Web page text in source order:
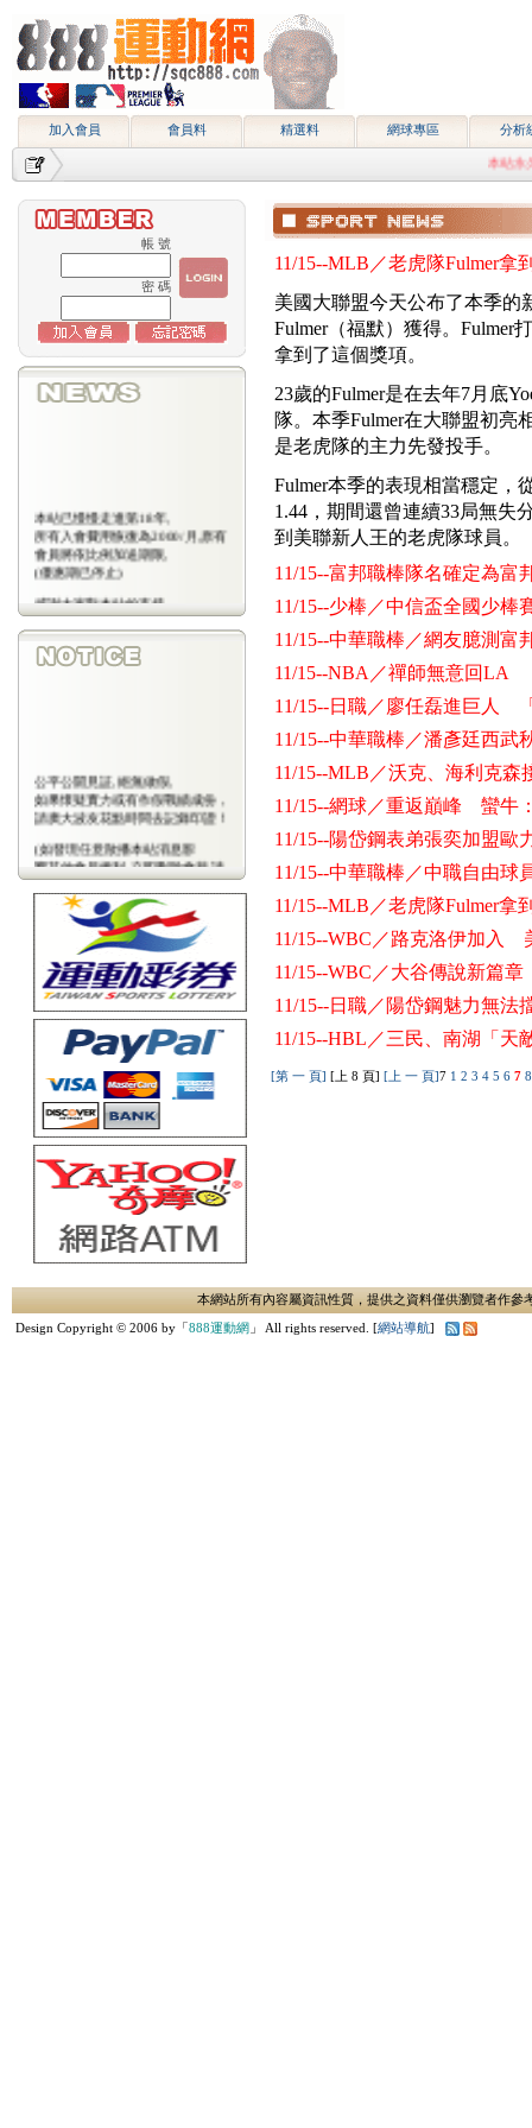
加入會員 會員料 精選料 網球專區 分析
本站永久
帳 號
密 碼
本站已慢慢走進第18年,
所有入會費用恢復為2000/月,原有
會員將依比例加送期限,
(優惠期已停止)
感謝大家對本站的支持
(包年優惠期已停止)
公平公開見証,絕無做假,
如果懷疑實力或有作假戰績成份，
請廣大波友花點時間去記錄印證！
(如發現任意散播本站消息影
響其他會員權利,立即刪除會藉,請
會
員注意)
11/15--MLB／老虎隊Fulmer拿
美國大聯盟今天公布了本季的
Fulmer（福默）獲得。Fulmer
拿到了這個獎項。
23歲的Fulmer是在去年7月底
隊。本季Fulmer在大聯盟初亮
是老虎隊的主力先發投手。
Fulmer本季的表現相當穩定，
1.44，期間還曾連續33局無失
到美聯新人王的老虎隊球員。
11/15--富邦職棒隊名確定為富
11/15--少棒／中信盃全國少
11/15--中華職棒／網友臆測
11/15--NBA／禪師無意回LA
11/15--日職／廖任磊進巨人
11/15--中華職棒／潘彥廷西
11/15--MLB／沃克、海利克森
11/15--網球／重返巔峰 蠻牛
11/15--陽岱鋼表弟張奕加盟歐
11/15--中華職棒／中職自由
11/15--MLB／老虎隊Fulmer拿
11/15--WBC／路克洛伊加入
11/15--WBC／大谷傳說新篇
11/15--日職／陽岱鋼魅力無
11/15--HBL／三民、南湖「天
[第 一 頁] [上 8 頁] [上 一 頁]7 1 2 3 4 5 6 7
本網站所有內容屬資訊性質，提供之資料僅供瀏覽者作
Design Copyright © 2006 by「888運動網 」 All rights reserved. [網站導航]